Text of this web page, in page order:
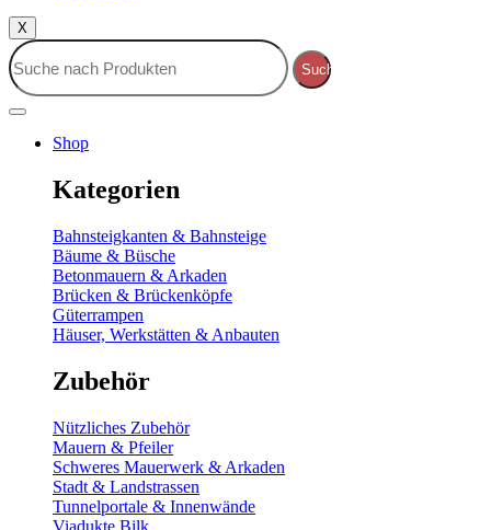
X
Suche
Shop
Kategorien
Bahnsteigkanten & Bahnsteige
Bäume & Büsche
Betonmauern & Arkaden
Brücken & Brückenköpfe
Güterrampen
Häuser, Werkstätten & Anbauten
Zubehör
Nützliches Zubehör
Mauern & Pfeiler
Schweres Mauerwerk & Arkaden
Stadt & Landstrassen
Tunnelportale & Innenwände
Viadukte Bilk